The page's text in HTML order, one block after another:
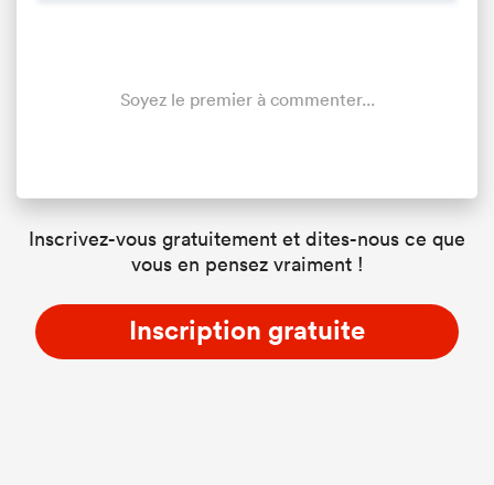
Soyez le premier à commenter...
Inscrivez-vous gratuitement et dites-nous ce que
vous en pensez vraiment !
Inscription gratuite